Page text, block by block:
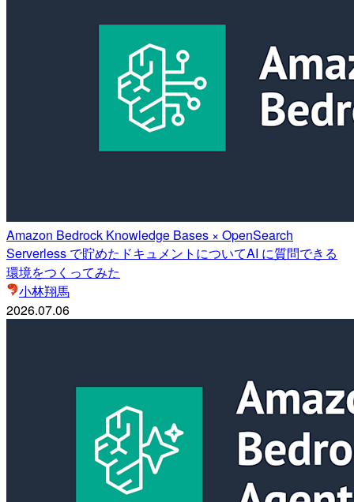
Amazon Bedrock Knowledge Bases × OpenSearch
Serverless で貯めたドキュメントについてAI に質問できる
環境をつくってみた
小林翔馬
2026.07.06